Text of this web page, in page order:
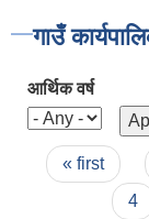
गाउँ
आर्थिक वर्ष
Pages
« first
4